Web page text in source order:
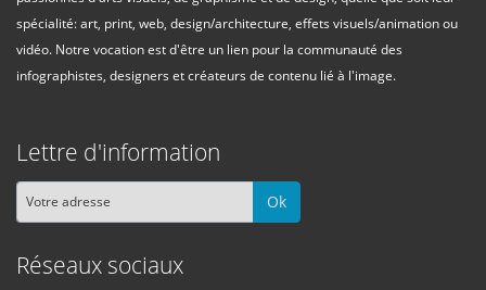
spécialité: art, print, web, design/architecture, effets visuels/animation ou
vidéo. Notre vocation est d'être un lien pour la communauté des
infographistes, designers et créateurs de contenu lié à l'image.
Lettre d'information
Ok
Réseaux sociaux